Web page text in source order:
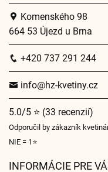
Komenského 98
664 53 Újezd u Brna
+420 737 291 244
info@hz-kvetiny.cz
5.0/5 ⭐ (33 recenzií)
Odporučil by zákazník
NIE = 1⭐
INFORMÁCIE PRE